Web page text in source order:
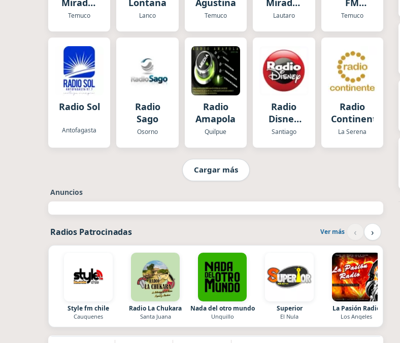
Mirador
Temuco
Temuco
Lontana
Lanco
Agustina
Temuco
Mirador
Lautaro
Lautaro
FM
Temuco
Temuco
Radio Sol
Antofagasta
Radio
Sago
Osorno
Radio
Amapola
Quilpue
Radio
Disney
Chile
Santiago
Radio
Continente
La Serena
Cargar más
Anuncios
Radios Patrocinadas Ver más ‹ ›
Style fm chile
Cauquenes
Radio La Chukara
Santa Juana
Nada del otro mundo
Unquillo
Superior
El Nula
La Pasión Radio
Los Angeles